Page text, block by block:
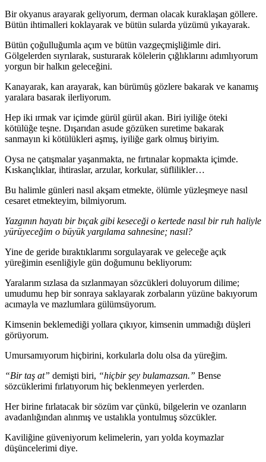
Bir okyanus arayarak geliyorum, derman olacak kuraklaşan göllere.
Bütün ihtimalleri koklayarak ve bütün sularda yüzümü yıkayarak.
Bütün çoğulluğumla açım ve bütün vazgeçmişliğimle diri.
Gölgelerden sıyrılarak, susturarak kölelerin çığlıklarını adımlıyorum
yorgun bir halkın geleceğini.
Kanayarak, kan arayarak, kan bürümüş gözlere bakarak ve kanamış
yaralara basarak ilerliyorum.
Hep iki ırmak var içimde gürül gürül akan. Biri iyiliğe öteki
kötülüğe teşne. Dışarıdan asude gözüken suretime bakarak
sanmayın ki kötülükleri aşmış, iyiliğe gark olmuş biriyim.
Oysa ne çatışmalar yaşanmakta, ne fırtınalar kopmakta içimde.
Kıskançlıklar, ihtiraslar, arzular, korkular, süflilikler…
Bu halimle günleri nasıl akşam etmekte, ölümle yüzleşmeye nasıl
cesaret etmekteyim, bilmiyorum.
Yazgının hayatı bir bıçak gibi keseceği o kertede nasıl bir ruh haliyle
yürüyeceğim o büyük yargılama sahnesine; nasıl?
Yine de geride bıraktıklarımı sorgulayarak ve geleceğe açık
yüreğimin esenliğiyle gün doğumunu bekliyorum:
Yaralarım sızlasa da sızlanmayan sözcükleri doluyorum dilime;
umudumu hep bir sonraya saklayarak zorbaların yüzüne bakıyorum
acımayla ve mazlumlara gülümsüyorum.
Kimsenin beklemediği yollara çıkıyor, kimsenin ummadığı düşleri
görüyorum.
Umursamıyorum hiçbirini, korkularla dolu olsa da yüreğim.
“Bir taş at” demişti biri, “hiçbir şey bulamazsan.” Bense
sözcüklerimi fırlatıyorum hiç beklenmeyen yerlerden.
Her birine fırlatacak bir sözüm var çünkü, bilgelerin ve ozanların
avadanlığından alınmış ve ustalıkla yontulmuş sözcükler.
Kaviliğine güveniyorum kelimelerin, yarı yolda koymazlar
düşüncelerimi diye.